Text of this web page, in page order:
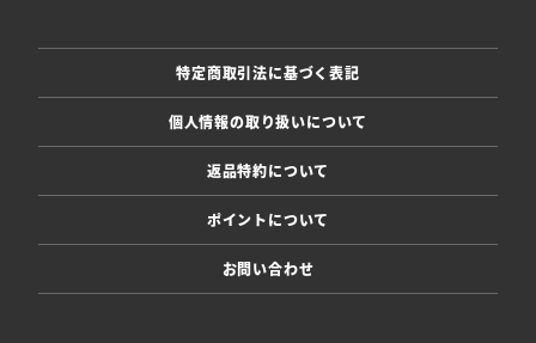
特定商取引法に基づく表記
個人情報の取り扱いについて
返品特約について
ポイントについて
お問い合わせ